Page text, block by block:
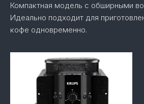
Компактная модель с обширными
Идеально подходит для
кофе одновременно.